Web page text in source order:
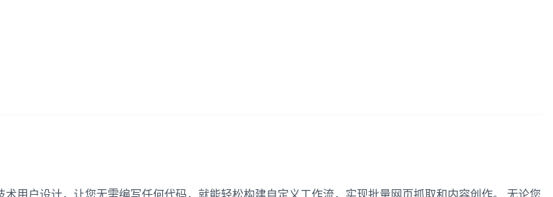
用户设计，让您无需编写任何代码，就能轻松构建自定义工作流，实现批量网页抓取和内容创作。 无论您